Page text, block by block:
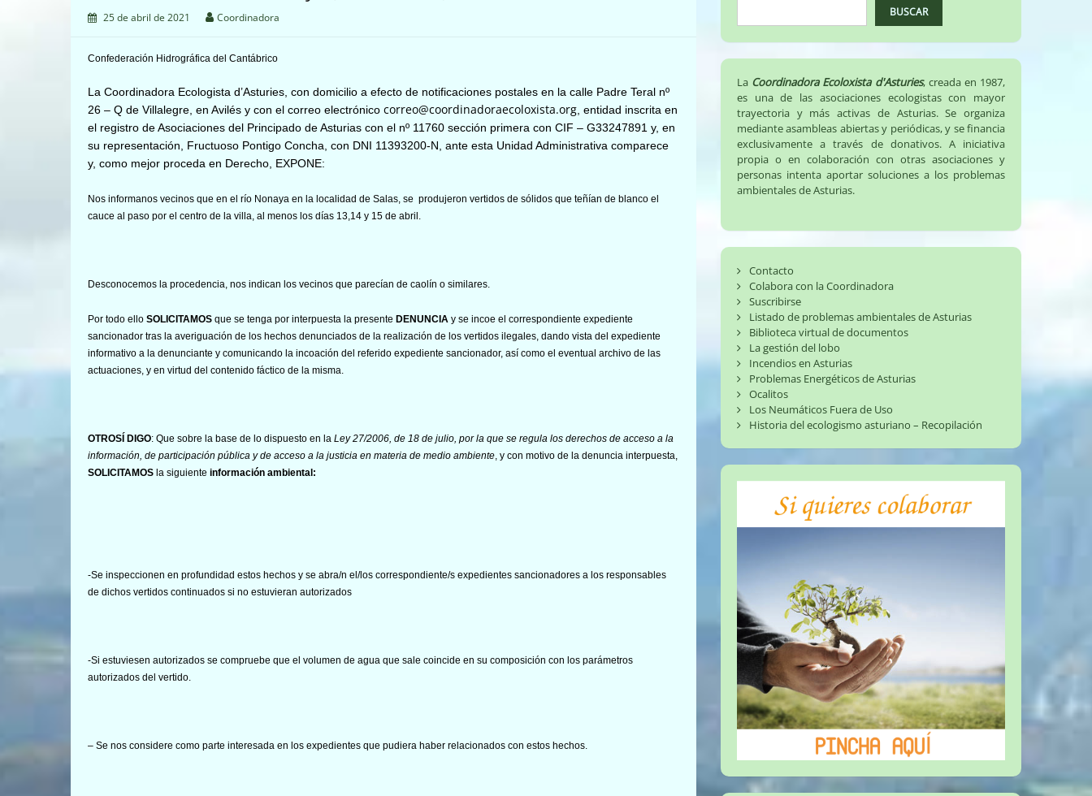
25 de abril de 2021 Coordinadora
Confederación Hidrográfica del Cantábrico
La Coordinadora Ecologista d’Asturies, con domicilio a efecto de notificaciones postales en la calle Padre Teral nº
26 – Q de Villalegre, en Avilés y con el correo electrónico correo@coordinadoraecoloxista.org , entidad inscrita en
el registro de Asociaciones del Principado de Asturias con el nº 11760 sección primera con CIF – G33247891 y, en
su representación, Fructuoso Pontigo Concha, con DNI 11393200-N, ante esta Unidad Administrativa comparece
y, como mejor proceda en Derecho, EXPONE:
Nos informanos vecinos que en el río Nonaya en la localidad de Salas, se produjeron vertidos de sólidos que teñían de blanco el
cauce al paso por el centro de la villa, al menos los días 13,14 y 15 de abril.
Desconocemos la procedencia, nos indican los vecinos que parecían de caolín o similares.
Por todo ello SOLICITAMOS que se tenga por interpuesta la presente DENUNCIA y se incoe el correspondiente expediente
sancionador tras la averiguación de los hechos denunciados de la realización de los vertidos ilegales, dando vista del expediente
informativo a la denunciante y comunicando la incoación del referido expediente sancionador, así como el eventual archivo de las
actuaciones, y en virtud del contenido fáctico de la misma.
OTROSÍ DIGO: Que sobre la base de lo dispuesto en la Ley 27/2006, de 18 de julio, por la que se regula los derechos de acceso a la
información, de participación pública y de acceso a la justicia en materia de medio ambiente, y con motivo de la denuncia interpuesta,
SOLICITAMOS la siguiente información ambiental:
-Se inspeccionen en profundidad estos hechos y se abra/n el/los correspondiente/s expedientes sancionadores a los responsables
de dichos vertidos continuados si no estuvieran autorizados
-Si estuviesen autorizados se compruebe que el volumen de agua que sale coincide en su composición con los parámetros
autorizados del vertido.
– Se nos considere como parte interesada en los expedientes que pudiera haber relacionados con estos hechos.
BUSCAR
La Coordinadora Ecoloxista d'Asturies, creada en 1987,
es una de las asociaciones ecologistas con mayor
trayectoria y más activas de Asturias. Se organiza
mediante asambleas abiertas y periódicas, y se financia
exclusivamente a través de donativos. A iniciativa
propia o en colaboración con otras asociaciones y
personas intenta aportar soluciones a los problemas
ambientales de Asturias.
Contacto
Colabora con la Coordinadora
Suscribirse
Listado de problemas ambientales de Asturias
Biblioteca virtual de documentos
La gestión del lobo
Incendios en Asturias
Problemas Energéticos de Asturias
Ocalitos
Los Neumáticos Fuera de Uso
Historia del ecologismo asturiano – Recopilación